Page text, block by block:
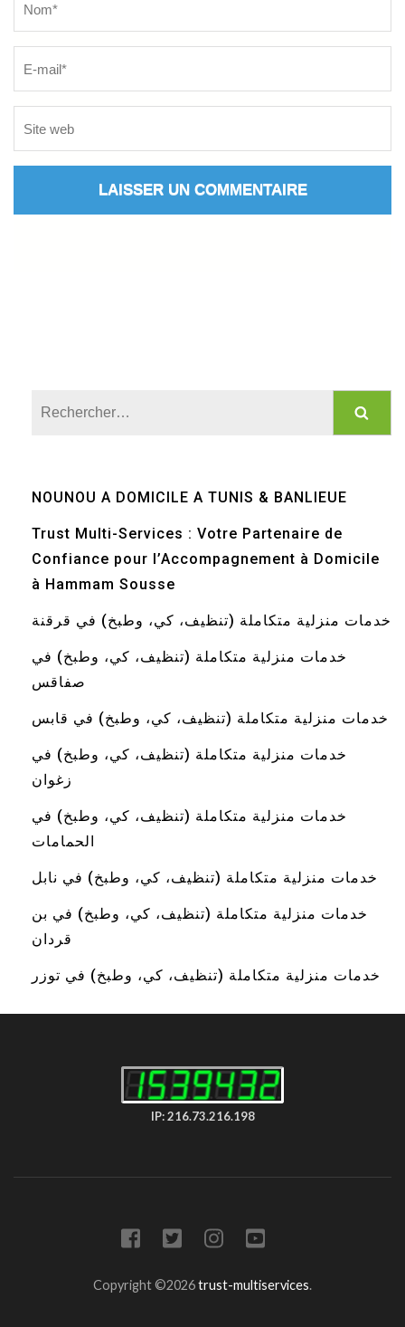
NOUNOU A DOMICILE A TUNIS & BANLIEUE
Trust Multi-Services : Votre Partenaire de
Confiance pour l’Accompagnement à Domicile
à Hammam Sousse
خدمات منزلية متكاملة (تنظيف، كي، وطبخ) في قرقنة
خدمات منزلية متكاملة (تنظيف، كي، وطبخ) في
صفاقس
خدمات منزلية متكاملة (تنظيف، كي، وطبخ) في قابس
خدمات منزلية متكاملة (تنظيف، كي، وطبخ) في
زغوان
خدمات منزلية متكاملة (تنظيف، كي، وطبخ) في
الحمامات
خدمات منزلية متكاملة (تنظيف، كي، وطبخ) في نابل
خدمات منزلية متكاملة (تنظيف، كي، وطبخ) في بن
قردان
خدمات منزلية متكاملة (تنظيف، كي، وطبخ) في توزر
IP: 216.73.216.198
Copyright ©2026trust-multiservices.